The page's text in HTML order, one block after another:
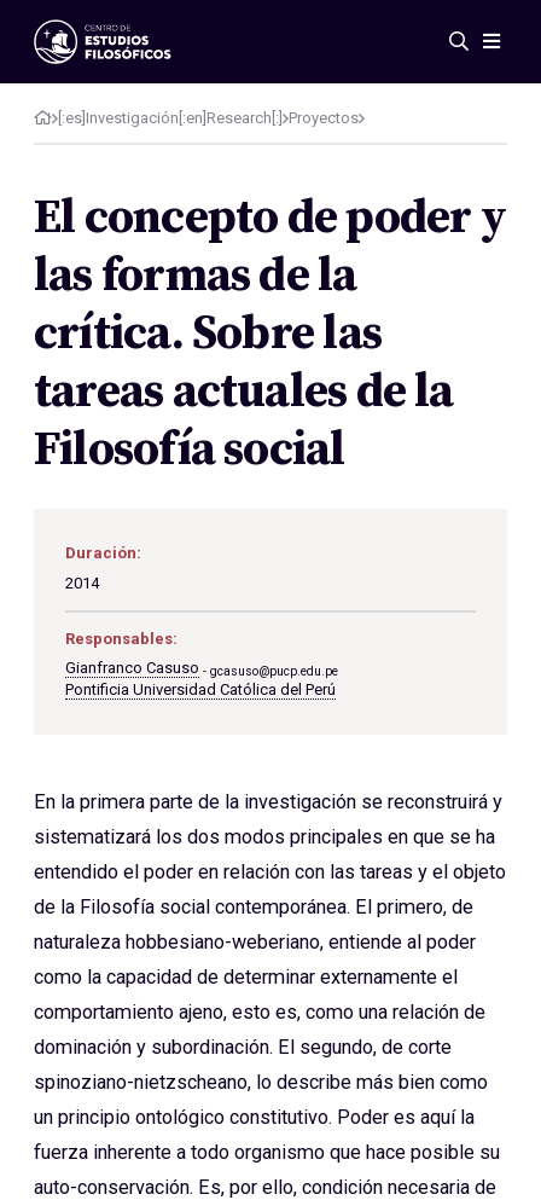
Eventos
Novedades
Investigación
Publicaciones
Galería
EN
Acerca de nosotros
Reglamento
[:es]Investigación[:en]Research[:] Proyectos
El concepto de poder y
las formas de la
crítica. Sobre las
tareas actuales de la
Filosofía social
Duración:
2014
Responsables:
Gianfranco Casuso
gcasuso@pucp.edu.pe
Pontificia Universidad Católica del Perú
En la primera parte de la investigación se reconstruirá y
sistematizará los dos modos principales en que se ha
entendido el poder en relación con las tareas y el objeto
de la Filosofía social contemporánea. El primero, de
naturaleza hobbesiano-weberiano, entiende al poder
como la capacidad de determinar externamente el
comportamiento ajeno, esto es, como una relación de
dominación y subordinación. El segundo, de corte
spinoziano-nietzscheano, lo describe más bien como
un principio ontológico constitutivo. Poder es aquí la
fuerza inherente a todo organismo que hace posible su
auto-conservación. Es, por ello, condición necesaria de